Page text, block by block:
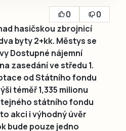
0
0
hasičskou zbrojnicí
byty 2+kk. Městys se
Dostupné nájemní
zasedání ve středu 1.
od Státního fondu
téměř 1,335 milionu
státního fondu
akci i výhodný úvěr
bude pouze jedno